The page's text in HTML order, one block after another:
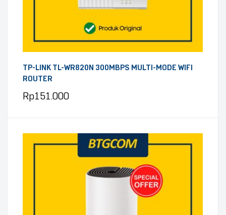
TP-LINK TL-WR820N 300MBPS MULTI-MODE WIFI
ROUTER
Rp151.000